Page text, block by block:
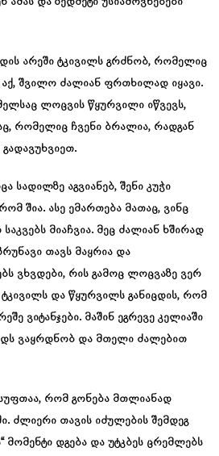
არეში ტკივილს გრძნობ, რომელიც
აქ, შვილო ძალიან ფრთხილად იყავი.
ლოცვის წყურვილი იწვევს,
რომელიც ჩვენი ბრალია, რადგან
სადილზე აგვიანებ, შენი კუჭი
შია. ასე ემართება მათაც, ვინც
მიაჩვია. მეც ძალიან ხშირად
თავს მაყრია და
ვხვდები, რის გამოც ლოცვაზე ვერ
ტკივილს და წყურვილს განიცდის, რომ
ვიტანჯები. მაშინ ეგრევე კელიაში
ვაყრდნობ და მთელი ძალებით
რომ გონება მთლიანად
ძლიერი თავის იძულების შემდეგ
მომენტი დგება და უტკბეს ცრემლებს